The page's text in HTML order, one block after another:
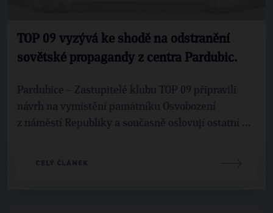
TOP 09 vyzývá ke shodě na odstranění
sovětské propagandy z centra Pardubic.
Pardubice – Zastupitelé klubu TOP 09 připravili
návrh na vymístění památníku Osvobození
z náměstí Republiky a současně oslovují ostatní ...
CELÝ ČLÁNEK